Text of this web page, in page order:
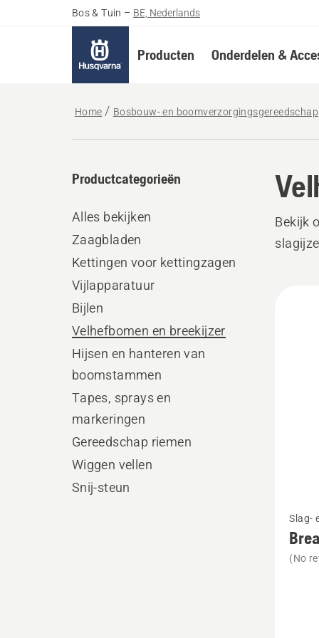
Bos & Tuin – BE, Nederlands
Producten Onderdelen &
Home Bosbouw- en boomverzorgingsgereedschap
Productcategorieën
Alles bekijken
Zaagbladen
Kettingen voor kettingzagen
Vijlapparatuur
Bijlen
Velhefbomen en breekijzer
Hijsen en hanteren van
boomstammen
Tapes, sprays en
markeringen
Gereedschap riemen
Wiggen vellen
Snij-steun
Bekijk
meer
details
over
Slag-
(No